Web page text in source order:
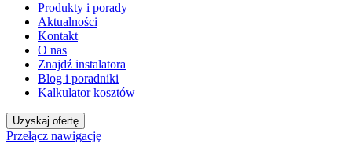
Produkty i porady
Aktualności
Kontakt
O nas
Znajdź instalatora
Blog i poradniki
Kalkulator kosztów
Uzyskaj ofertę
Przełącz nawigację